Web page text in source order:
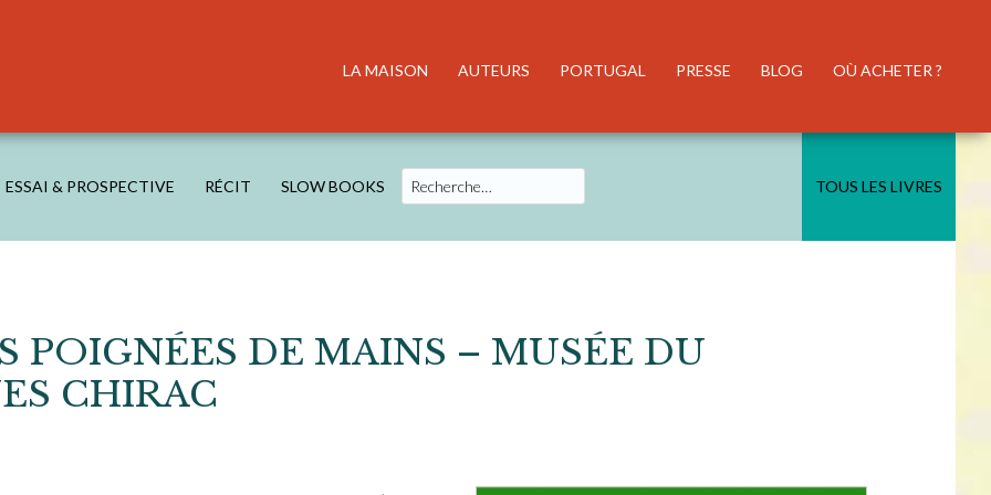
LA MAISON AUTEURS PORTUGAL PRESSE BLOG OÙ ACHETER ?
ESSAI & PROSPECTIVE RÉCIT SLOW BOOKS
Search
TOUS LES LIVRES
POIGNÉES DE MAINS – MUSÉE DU
CHIRAC